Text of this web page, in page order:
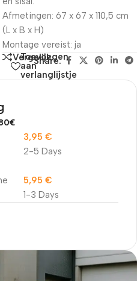
Afmetingen: 67 x 67 x 110,5 cm
(L x B x H)
Montage vereist: ja
Vergelijk
Toevoegen
aan
verlanglijstje
Share:
2-5 Days
3,95 €
1-3 Days
5,95 €